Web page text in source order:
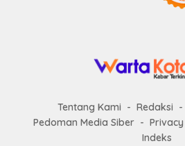
Tentang Kami Redaksi
Pedoman Media Siber
Indeks